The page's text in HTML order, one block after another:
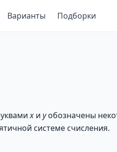
Варианты Подборки
x и yобозначены
системе счисления.